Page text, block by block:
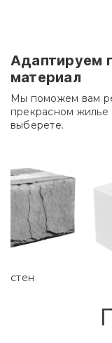
Адаптируем
материал
Мы поможем вам
прекрасном жилье
выберете.